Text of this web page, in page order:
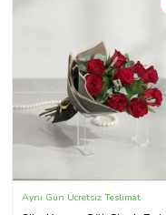
Aynı Gün Ücretsiz Teslimat